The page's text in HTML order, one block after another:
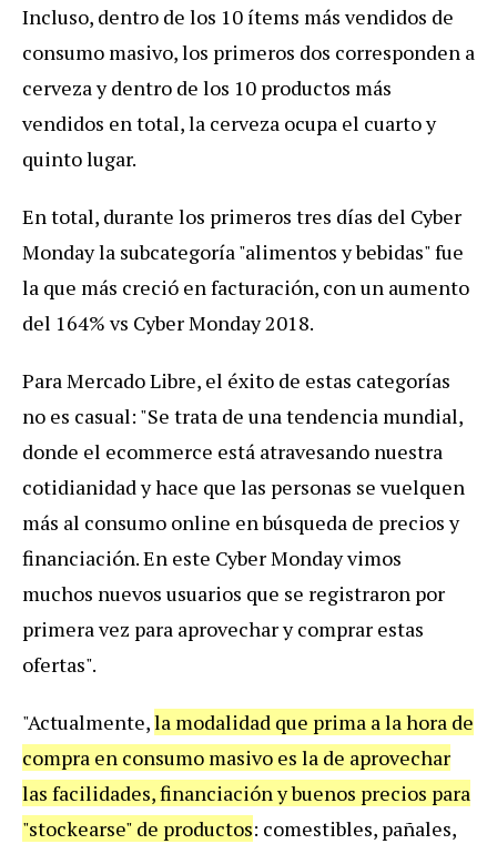
Incluso, dentro de los 10 ítems más vendidos de
consumo masivo, los primeros dos corresponden a
cerveza y dentro de los 10 productos más
vendidos en total, la cerveza ocupa el cuarto y
quinto lugar.
En total, durante los primeros tres días del Cyber
Monday la subcategoría "alimentos y bebidas" fue
la que más creció en facturación, con un aumento
del 164% vs Cyber Monday 2018.
Para Mercado Libre, el éxito de estas categorías
no es casual: "Se trata de una tendencia mundial,
donde el ecommerce está atravesando nuestra
cotidianidad y hace que las personas se vuelquen
más al consumo online en búsqueda de precios y
financiación. En este Cyber Monday vimos
muchos nuevos usuarios que se registraron por
primera vez para aprovechar y comprar estas
ofertas".
"Actualmente,la modalidad que prima a la hora de
compra en consumo masivo es la de aprovechar
las facilidades, financiación y buenos precios para
"stockearse" de productos: comestibles, pañales,